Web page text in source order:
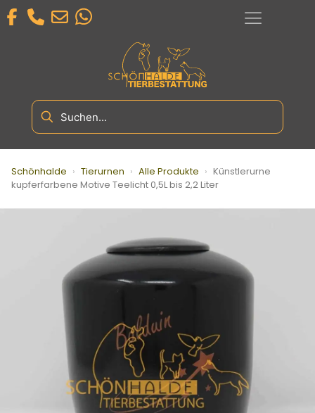
Schönhalde › Tierurnen › Alle Produkte › Künstlerurne
kupferfarbene Motive Teelicht 0,5L bis 2,2 Liter